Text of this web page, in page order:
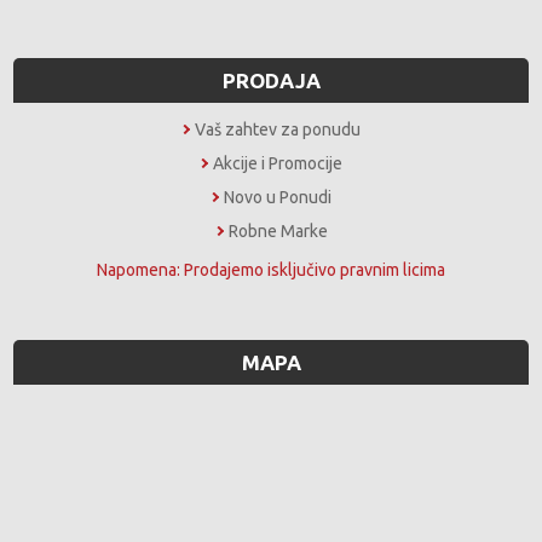
PRODAJA
Vaš zahtev za ponudu
Akcije i Promocije
Novo u Ponudi
Robne Marke
Napomena: Prodajemo isključivo pravnim licima
MAPA